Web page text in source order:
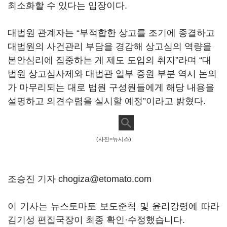
최소화할 수 있다는 입장이다.
대법원 관계자는 “부적합한 상고를 조기에 종결하고
대법원의 사건관리 부담을 경감해 상고심의 역량을
본안심리에 집중하는 게 제도 도입의 취지”라며 “대
법원 상고심사제와 대법관 일부 증원 부분 역시 논의
가 마무리되는 대로 법원 구성원들에게 해당 내용을
설명하고 의견수렴을 실시할 예정”이라고 밝혔다.
(사진=뉴시스)
조승진 기자 chogiza@etomato.com
이 기사는 뉴스토마토 보도준칙 및 윤리강령에 따라
김기성 편집국장이 최종 확인·수정했습니다.